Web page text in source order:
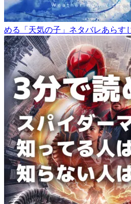
める「天気の子」ネタバレあらす